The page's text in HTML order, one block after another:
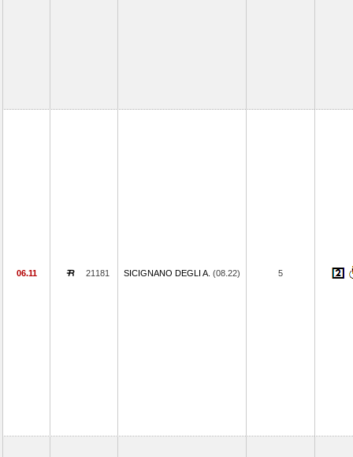
06.11 21181 SICIGNANO DEGLI A. (08.22) 5